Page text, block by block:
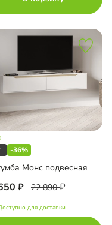
-36%
Монс подвесная
22 890
для доставки